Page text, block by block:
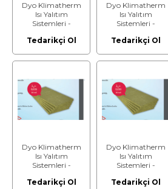
Dyo Klimatherm
Isı Yalıtım
Sistemleri -
Taşyünümaxi - Isı
Kalınlık: 10 cm
Tedarikçi Ol
Dyo Klimatherm
Isı Yalıtım
Sistemleri -
Taşyünümaxi - Isı
Kalınlık: 3 cm
Tedarikçi Ol
Dyo Klimatherm
Isı Yalıtım
Sistemleri -
Taşyünümaxi - Isı
Tedarikçi Ol
Dyo Klimatherm
Isı Yalıtım
Sistemleri -
Taşyünümaxi - Isı
Tedarikçi Ol